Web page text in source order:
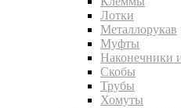
Лотки
Металлорукав
Муфты
Наконечники
Скобы
Трубы
Хомуты